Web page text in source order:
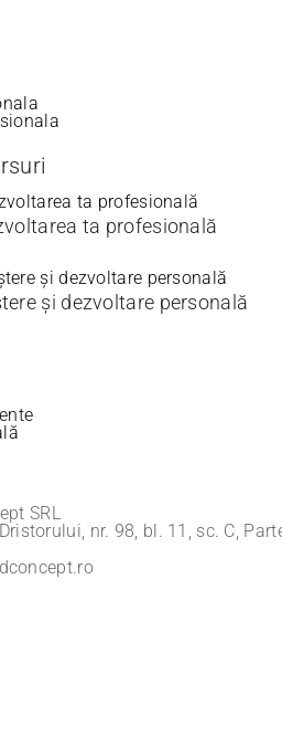
ta profesională
și dezvoltare personală
SRL
nr. 98, bl. 11, sc. C,